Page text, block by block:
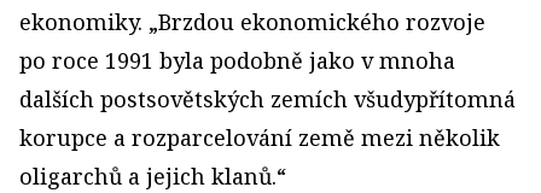
ekonomiky. „Brzdou ekonomického rozvoje
po roce 1991 byla podobně jako v mnoha
dalších postsovětských zemích všudypřítomná
korupce a rozparcelování země mezi několik
oligarchů a jejich klanů.“